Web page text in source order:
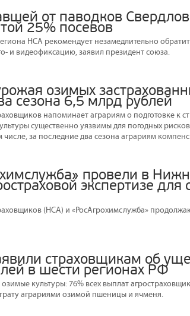
от паводков
25% посевов
НСА рекомендует незамедлительно
и видеофиксацию, заявил президент союза.
озимых
сезона 6,5 млрд рублей
напоминает аграриям о подготовке к
существенно уязвимы для погодных
числе, за последние два сезона аграриям
провели в
экспертизе для
(НСА) и «РосАгрохимслужба»
страховщикам об
в шести регионах РФ
культуры: 76% всех выплат
аграриями озимой пшеницы и ячменя.